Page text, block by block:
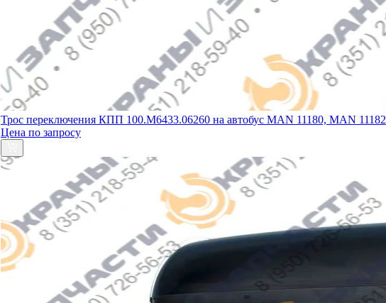
Трос переключения КПП 100.М6433.06260 на автобус MAN 11180, MAN 11182
Цена по запросу